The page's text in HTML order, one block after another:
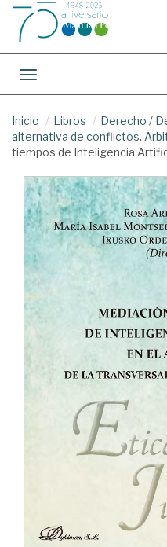
Toggle navigation
Inicio Libros Derecho /
alternativa de conflictos.
tiempos de Inteligencia